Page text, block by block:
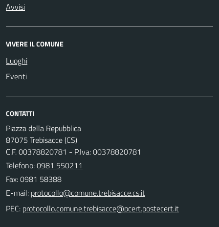
Avvisi
VIVERE IL COMUNE
Luoghi
Eventi
CONTATTI
Piazza della Repubblica
87075 Trebisacce (CS)
C.F. 00378820781 - P.Iva: 00378820781
Telefono:0981 550211
Fax: 0981 58388
E-mail:
PEC: